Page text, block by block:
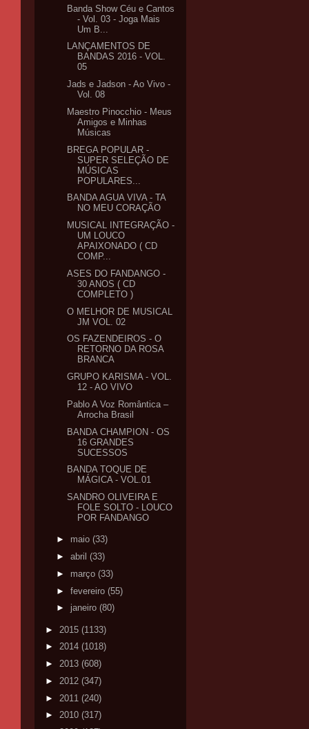
Banda Show Céu e Cantos
- Vol. 03 - Joga Mais
Um B...
LANÇAMENTOS DE
BANDAS 2016 - VOL.
05
Jads e Jadson - Ao Vivo -
Vol. 08
Maestro Pinocchio - Meus
Amigos e Minhas
Músicas
BREGA POPULAR -
SUPER SELEÇÃO DE
MÚSICAS
POPULARES...
BANDA AGUA VIVA - TA
NO MEU CORAÇÃO
MUSICAL INTEGRAÇÃO -
UM LOUCO
APAIXONADO ( CD
COMP...
ASES DO FANDANGO -
30 ANOS ( CD
COMPLETO )
O MELHOR DE MUSICAL
JM VOL. 02
OS FAZENDEIROS - O
RETORNO DA ROSA
BRANCA
GRUPO KARISMA - VOL.
12 - AO VIVO
Pablo A Voz Romântica –
Arrocha Brasil
BANDA CHAMPION - OS
16 GRANDES
SUCESSOS
BANDA TOQUE DE
MÁGICA - VOL.01
SANDRO OLIVEIRA E
FOLE SOLTO - LOUCO
POR FANDANGO
► maio (33)
► abril (33)
► março (33)
► fevereiro (55)
► janeiro (80)
► 2015 (1133)
► 2014 (1018)
► 2013 (608)
► 2012 (347)
► 2011 (240)
► 2010 (317)